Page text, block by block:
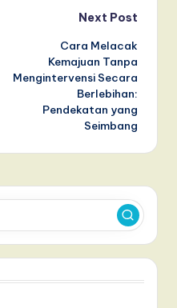
Next Post
Cara Melacak
Kemajuan Tanpa
Mengintervensi Secara
Berlebihan:
Pendekatan yang
Seimbang